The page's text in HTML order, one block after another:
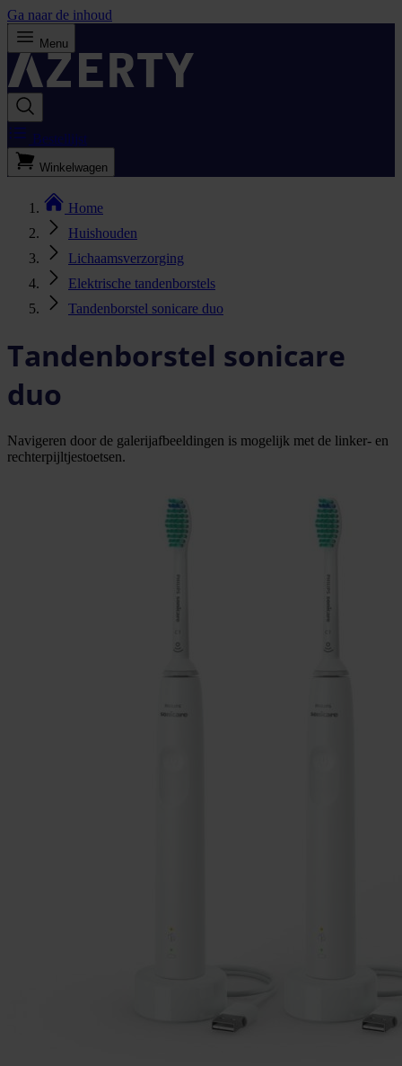
Ga naar de inhoud
Menu
Bestellijst
Winkelwagen
Home
Huishouden
Lichaamsverzorging
Elektrische tandenborstels
Tandenborstel sonicare duo
Tandenborstel sonicare
duo
Navigeren door de galerijafbeeldingen is mogelijk met de linker- en
rechterpijltjestoetsen.